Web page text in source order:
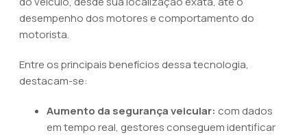
desempenho dos motores e comportamento do
motorista.
Entre os principais benefícios dessa tecnologia,
destacam-se:
Aumento da segurança veicular: com dados
em tempo real, gestores conseguem identificar